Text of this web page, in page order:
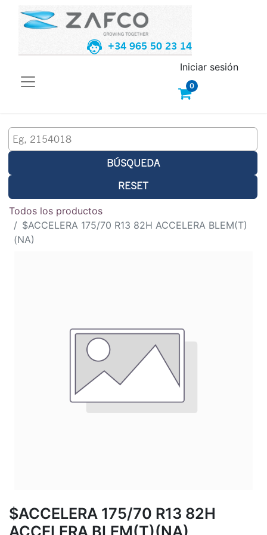
+34 965 50 23 14
0
Iniciar sesión
BÚSQUEDA
RESET
Todos los productos
$ACCELERA 175/70 R13 82H ACCELERA BLEM(T)
(NA)
$ACCELERA 175/70 R13 82H
ACCELERA BLEM(T)(NA)